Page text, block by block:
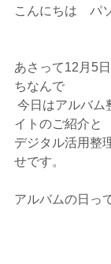
こんにちは　パ
あさって12月5
ちなんで
イトのご紹介と
デジタル活用整
せです。
アルバムの日っ